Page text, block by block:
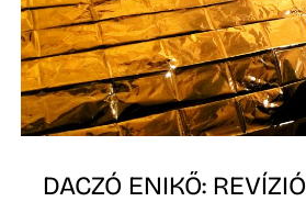
DACZÓ ENIKŐ: REVÍZIÓ